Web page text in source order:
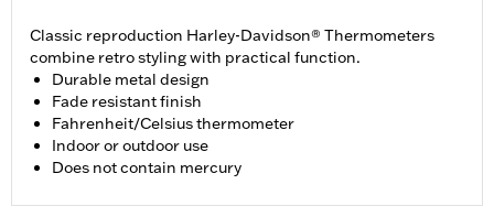
Classic reproduction Harley-Davidson® Thermometers
combine retro styling with practical function.
Durable metal design
Fade resistant finish
Fahrenheit/Celsius thermometer
Indoor or outdoor use
Does not contain mercury